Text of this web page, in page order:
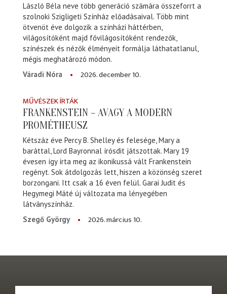
László Béla neve több generáció számára összeforrt a
szolnoki Szigligeti Színház előadásaival. Több mint
ötvenöt éve dolgozik a színházi háttérben,
világosítóként majd fővilágosítóként rendezők,
színészek és nézők élményeit formálja láthatatlanul,
mégis meghatározó módon.
Váradi Nóra
2026. december 10.
MŰVÉSZEK ÍRTÁK
FRANKENSTEIN – AVAGY A MODERN
PROMÉTHEUSZ
Kétszáz éve Percy B. Shelley és felesége, Mary a
baráttal, Lord Bayronnal írósdit játszottak. Mary 19
évesen így írta meg az ikonikussá vált Frankenstein
regényt. Sok átdolgozás lett, hiszen a közönség szeret
borzongani. Itt csak a 16 éven felül. Garai Judit és
Hegymegi Máté új változata ma lényegében
látványszínház.
Szegő György
2026. március 10.